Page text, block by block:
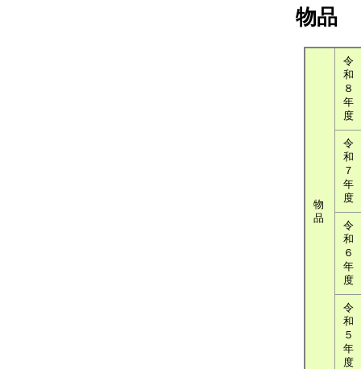
物品
物
品
令
和
８
年
度
令
和
７
年
度
令
和
６
年
度
令
和
５
年
度